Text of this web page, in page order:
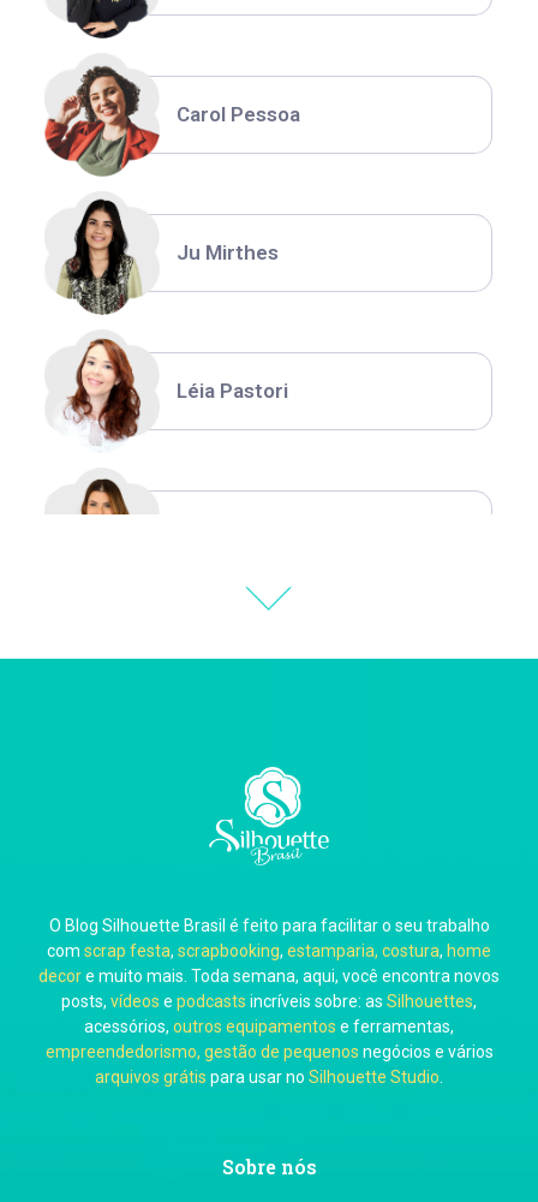
Carol Pessoa
Ju Mirthes
Léia Pastori
Carla Eschberger
Carol Pessoa
Ju Mirthes
O Blog Silhouette Brasil é feito para facilitar o seu trabalho
com scrap festa, scrapbooking, estamparia, costura, home
decore muito mais. Toda semana, aqui, você encontra novos
posts, vídeos e podcasts incríveis sobre: as Silhouettes,
acessórios, outros equipamentos e ferramentas,
empreendedorismo, gestão de pequenos negócios e vários
arquivos grátis para usar no Silhouette Studio
Sobre nós